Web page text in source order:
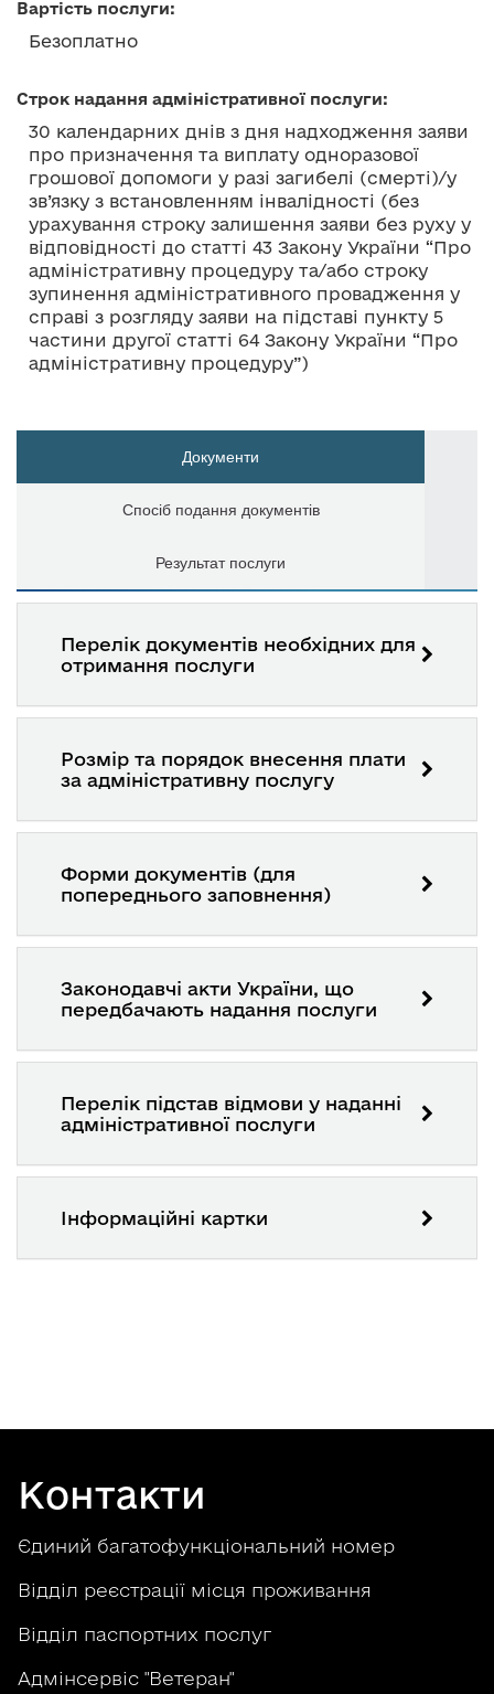
Вартість послуги:
Безоплатно
Строк надання адміністративної послуги:
30 календарних днів з дня надходження заяви
про призначення та виплату одноразової
грошової допомоги у разі загибелі (смерті)/у
зв’язку з встановленням інвалідності (без
урахування строку залишення заяви без руху у
відповідності до статті 43 Закону України “Про
адміністративну процедуру та/або строку
зупинення адміністративного провадження у
справі з розгляду заяви на підставі пункту 5
частини другої статті 64 Закону України “Про
адміністративну процедуру”)
Документи
Спосіб подання документів
Результат послуги
Перелік документів необхідних для
отримання послуги
Розмір та порядок внесення плати
за адміністративну послугу
Форми документів (для
попереднього заповнення)
Законодавчі акти України, що
передбачають надання послуги
Перелік підстав відмови у наданні
адміністративної послуги
Інформаційні картки
Контакти
Єдиний багатофункціональний номер
Відділ реєстрації місця проживання
Відділ паспортних послуг
Адмінсервіс "Ветеран"